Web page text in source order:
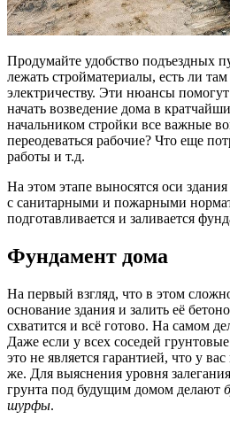
Продумайте удобство подъездных
лежать стройматериалы, есть ли
электричеству. Эти нюансы
начать возведение дома в
начальником стройки все важные
переодеваться рабочие? Что еще
работы и т.д.
На этом этапе выносятся оси
с санитарными и пожарными
подготавливается и заливается
Фундамент дома
На первый взгляд, что в этом
основание здания и залить её
схватится и всё готово. На самом
Даже если у всех соседей
это не является гарантией, что у
же. Для выяснения уровня
грунта под будущим домом делают
шурфы.